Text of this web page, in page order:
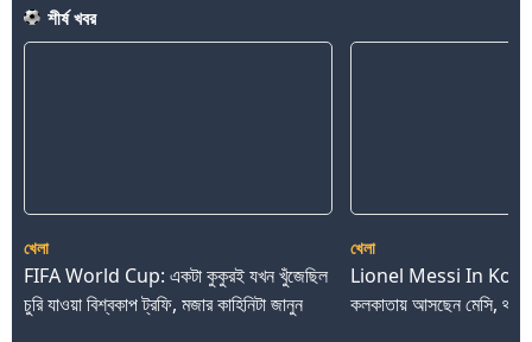
শীর্ষ খবর
খেলা
FIFA World Cup: একটা কুকুরই যখন খুঁজেছিল
চুরি যাওয়া বিশ্বকাপ ট্রফি, মজার কাহিনিটা জানুন
খেলা
Lionel Messi In
কলকাতায় আসছেন মেসি,